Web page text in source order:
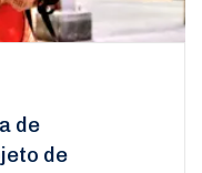
de
de